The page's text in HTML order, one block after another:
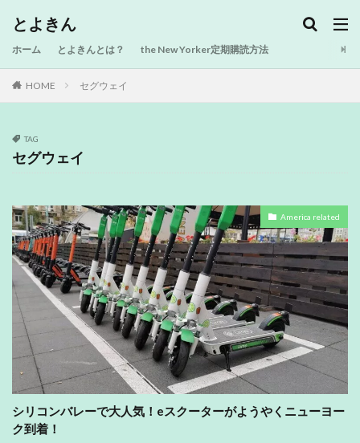
とよきん
ホーム とよきんとは？ the New Yorker定期購読方法
HOME セグウェイ
TAG
セグウェイ
America related
シリコンバレーで大人気！eスクーターがようやくニューヨー
ク到着！